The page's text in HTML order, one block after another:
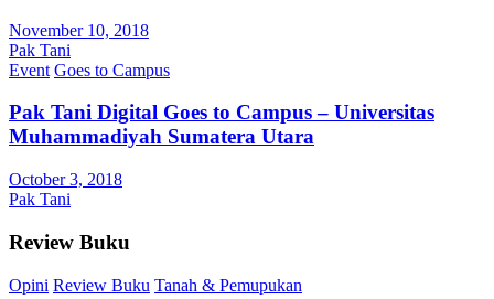
November 10, 2018
Pak Tani
Event Goes to Campus
Pak Tani Digital Goes to Campus – Universitas
Muhammadiyah Sumatera Utara
October 3, 2018
Pak Tani
Review Buku
Opini Review Buku Tanah & Pemupukan